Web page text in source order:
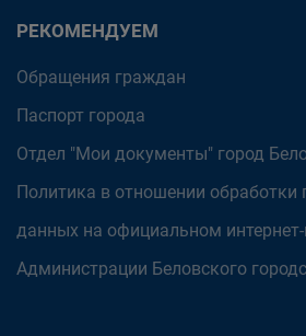
РЕКОМЕНДУЕМ
Обращения граждан
Паспорт города
Отдел "Мои документы" город
Политика в отношении обработки
данных на официальном интернет-
Администрации Беловского